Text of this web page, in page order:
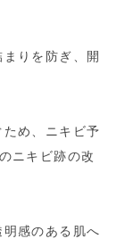
りを防ぎ、開
め、ニキビ予
ニキビ跡の改
感のある肌へ